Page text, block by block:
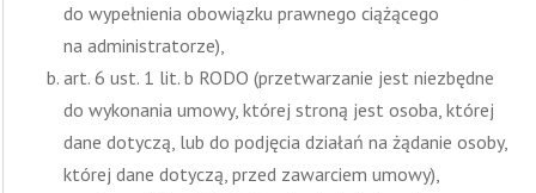
do wypełnienia obowiązku prawnego ciążącego
na administratorze),
art. 6 ust. 1 lit. b RODO (przetwarzanie jest niezbędne
do wykonania umowy, której stroną jest osoba, której
dane dotyczą, lub do podjęcia działań na żądanie osoby,
której dane dotyczą, przed zawarciem umowy),